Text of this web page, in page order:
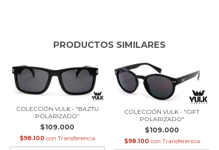
PRODUCTOS SIMILARES
COLECCIÓN VULK - "BAZTU
POLARIZADO”
$109.000
$98.100 con Transferencia
COLECCIÓN VULK - "GIFT
POLARIZADO"
$109.000
$98.100 con Transferencia